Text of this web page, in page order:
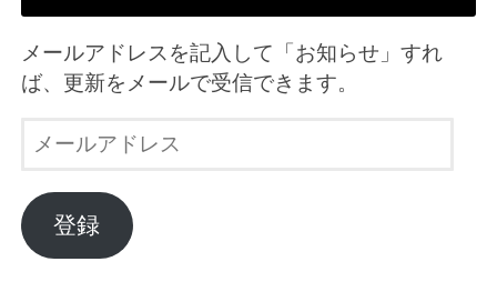
メールアドレスを記入して「お知らせ」すれ
ば、更新をメールで受信できます。
ル
ア
ド
登録